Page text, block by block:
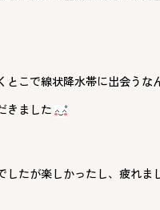
とこで線状降水帯に出会うな
きました
したが楽しかったし、疲れま